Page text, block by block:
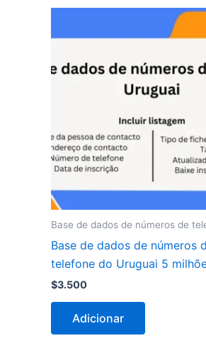
Base de dados de números de
Base de dados de números
telefone do Uruguai 5
$3.500
Adicionar